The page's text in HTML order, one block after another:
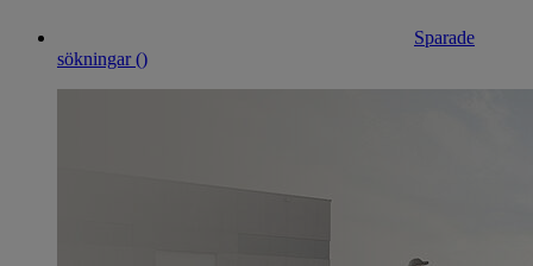
Sparade
sökningar ()